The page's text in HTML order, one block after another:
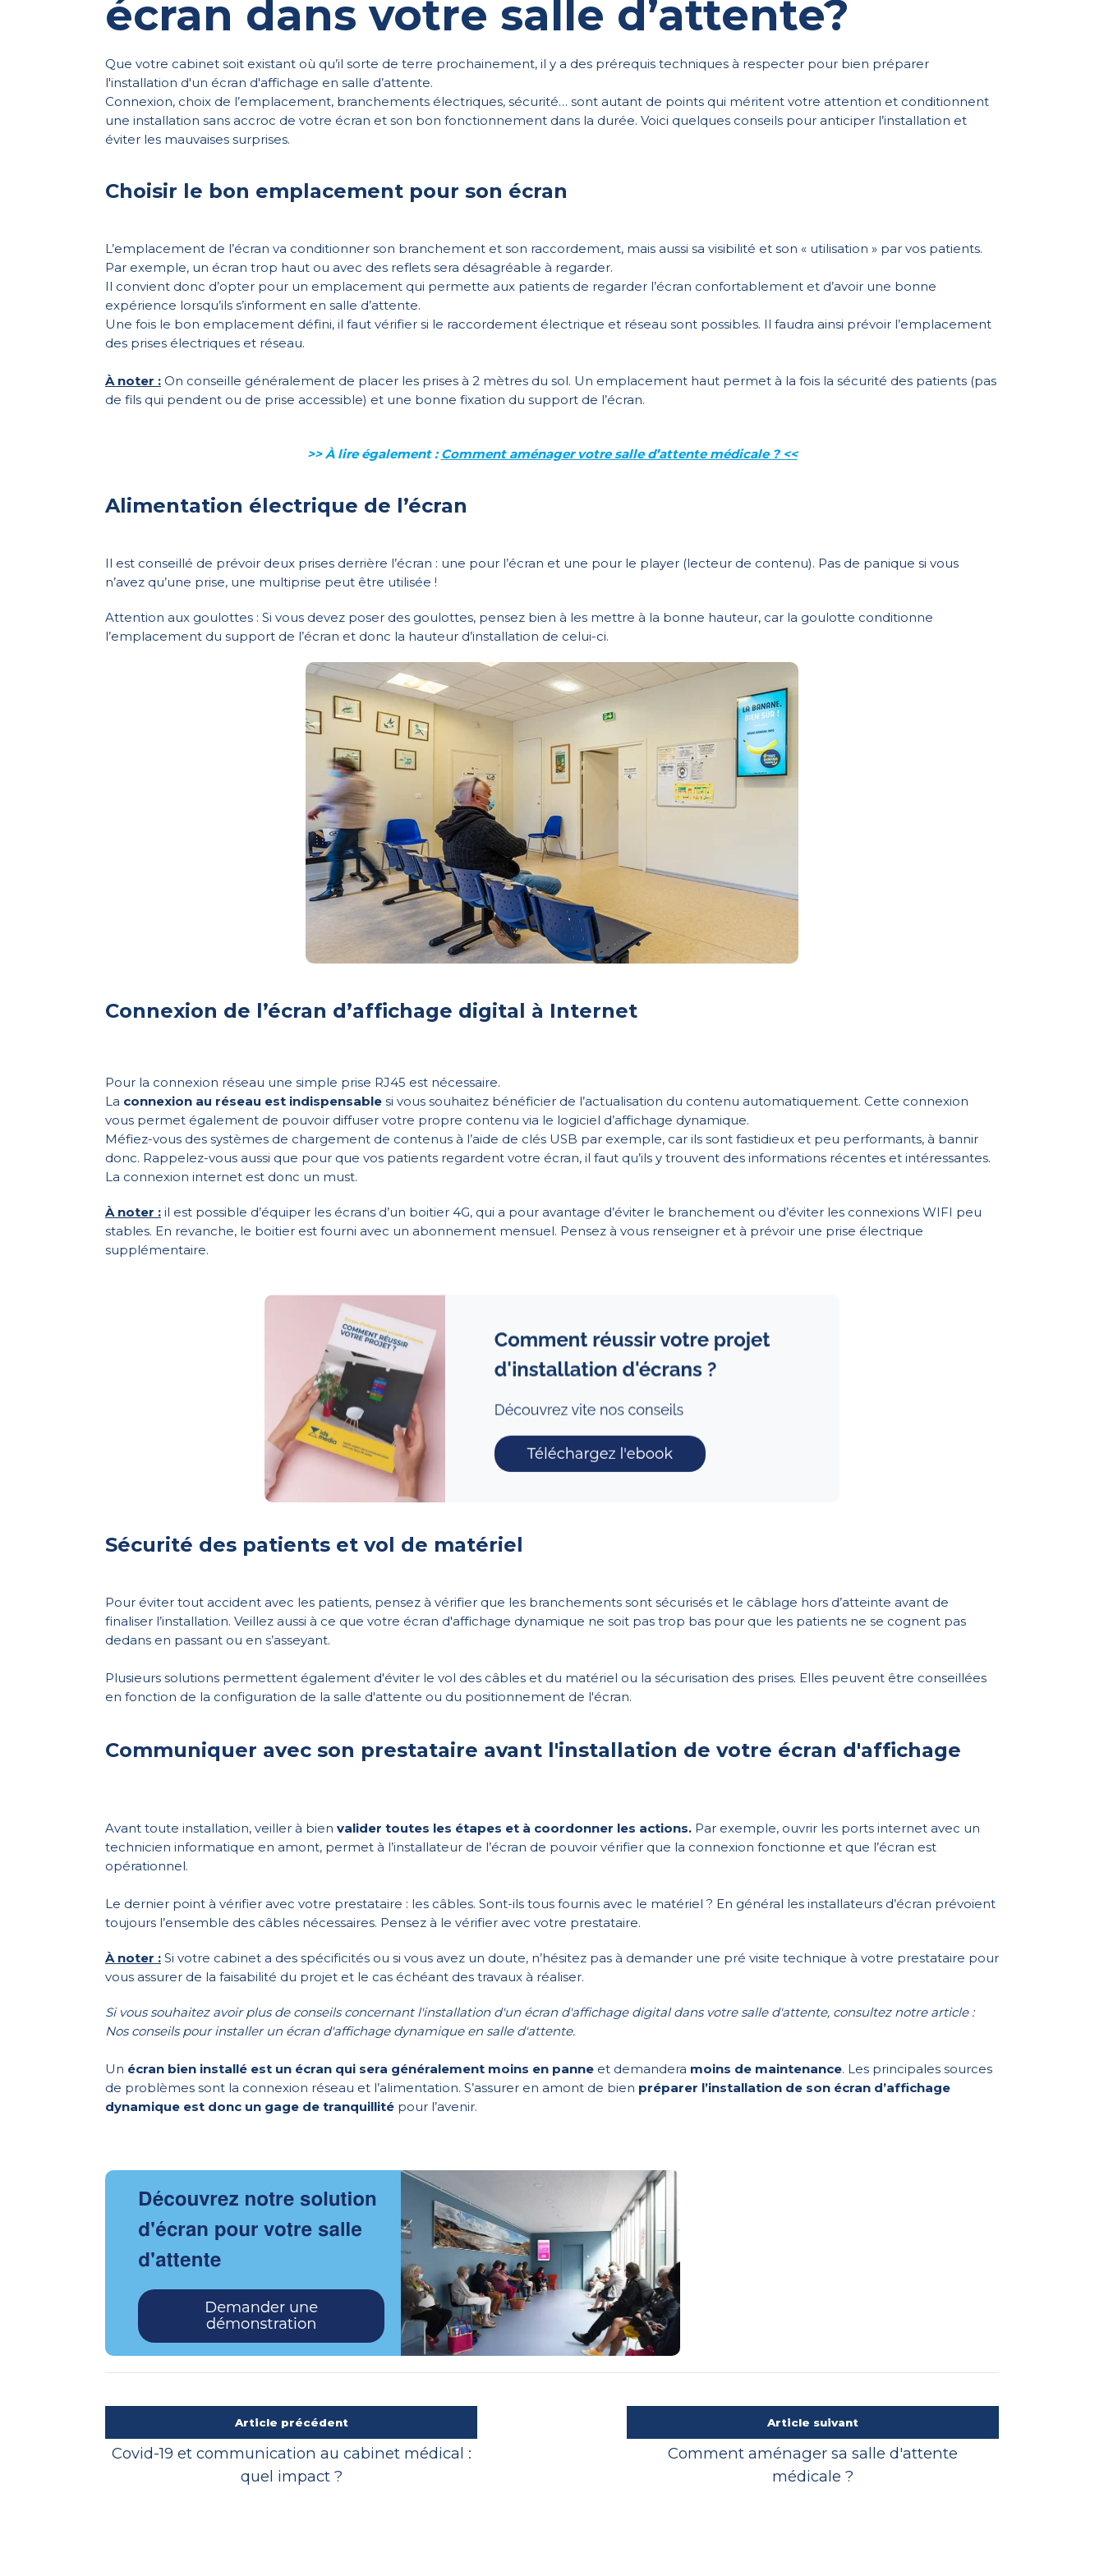
écran dans votre salle d’attente?
Que votre cabinet soit existant où qu’il sorte de terre prochainement, il y a des prérequis techniques à respecter pour bien préparer
l'installation d'un écran d'affichage en salle d’attente.
Connexion, choix de l’emplacement, branchements électriques, sécurité… sont autant de points qui méritent votre attention et conditionnent
une installation sans accroc de votre écran et son bon fonctionnement dans la durée. Voici quelques conseils pour anticiper l’installation et
éviter les mauvaises surprises.
Choisir le bon emplacement pour son écran
L’emplacement de l’écran va conditionner son branchement et son raccordement, mais aussi sa visibilité et son « utilisation » par vos patients.
Par exemple, un écran trop haut ou avec des reflets sera désagréable à regarder.
Il convient donc d’opter pour un emplacement qui permette aux patients de regarder l’écran confortablement et d’avoir une bonne
expérience lorsqu’ils s’informent en salle d’attente.
Une fois le bon emplacement défini, il faut vérifier si le raccordement électrique et réseau sont possibles. Il faudra ainsi prévoir l’emplacement
des prises électriques et réseau.
À noter : On conseille généralement de placer les prises à 2 mètres du sol. Un emplacement haut permet à la fois la sécurité des patients (pas
de fils qui pendent ou de prise accessible) et une bonne fixation du support de l’écran.
>> À lire également : Comment aménager votre salle d’attente médicale ? <<
Alimentation électrique de l’écran
Il est conseillé de prévoir deux prises derrière l’écran : une pour l’écran et une pour le player (lecteur de contenu). Pas de panique si vous
n’avez qu’une prise, une multiprise peut être utilisée !
Attention aux goulottes : Si vous devez poser des goulottes, pensez bien à les mettre à la bonne hauteur, car la goulotte conditionne
l’emplacement du support de l’écran et donc la hauteur d’installation de celui-ci.
Connexion de l’écran d’affichage digital à Internet
Pour la connexion réseau une simple prise RJ45 est nécessaire.
La connexion au réseau est indispensable si vous souhaitez bénéficier de l’actualisation du contenu automatiquement. Cette connexion
vous permet également de pouvoir diffuser votre propre contenu via le logiciel d’affichage dynamique.
Méfiez-vous des systèmes de chargement de contenus à l’aide de clés USB par exemple, car ils sont fastidieux et peu performants, à bannir
donc. Rappelez-vous aussi que pour que vos patients regardent votre écran, il faut qu’ils y trouvent des informations récentes et intéressantes.
La connexion internet est donc un must.
À noter : il est possible d’équiper les écrans d’un boitier 4G, qui a pour avantage d’éviter le branchement ou d’éviter les connexions WIFI peu
stables. En revanche, le boitier est fourni avec un abonnement mensuel. Pensez à vous renseigner et à prévoir une prise électrique
supplémentaire.
Sécurité des patients et vol de matériel
Pour éviter tout accident avec les patients, pensez à vérifier que les branchements sont sécurisés et le câblage hors d’atteinte avant de
finaliser l’installation. Veillez aussi à ce que votre écran d'affichage dynamique ne soit pas trop bas pour que les patients ne se cognent pas
dedans en passant ou en s’asseyant.
Plusieurs solutions permettent également d'éviter le vol des câbles et du matériel ou la sécurisation des prises. Elles peuvent être conseillées
en fonction de la configuration de la salle d'attente ou du positionnement de l'écran.
Communiquer avec son prestataire avant l'installation de votre écran d'affichage
Avant toute installation, veiller à bien valider toutes les étapes et à coordonner les actions. Par exemple, ouvrir les ports internet avec un
technicien informatique en amont, permet à l’installateur de l’écran de pouvoir vérifier que la connexion fonctionne et que l’écran est
opérationnel.
Le dernier point à vérifier avec votre prestataire : les câbles. Sont-ils tous fournis avec le matériel ? En général les installateurs d’écran prévoient
toujours l’ensemble des câbles nécessaires. Pensez à le vérifier avec votre prestataire.
À noter : Si votre cabinet a des spécificités ou si vous avez un doute, n’hésitez pas à demander une pré visite technique à votre prestataire pour
vous assurer de la faisabilité du projet et le cas échéant des travaux à réaliser.
Si vous souhaitez avoir plus de conseils concernant l'installation d'un écran d'affichage digital dans votre salle d'attente, consultez notre article :
Nos conseils pour installer un écran d'affichage dynamique en salle d'attente.
Un écran bien installé est un écran qui sera généralement moins en panne et demandera moins de maintenance. Les principales sources
de problèmes sont la connexion réseau et l’alimentation. S’assurer en amont de bien préparer l’installation de son écran d’affichage
dynamique est donc un gage de tranquillité pour l’avenir.
Article précédent
Covid-19 et communication au cabinet médical :
quel impact ?
Article suivant
Comment aménager sa salle d'attente
médicale ?